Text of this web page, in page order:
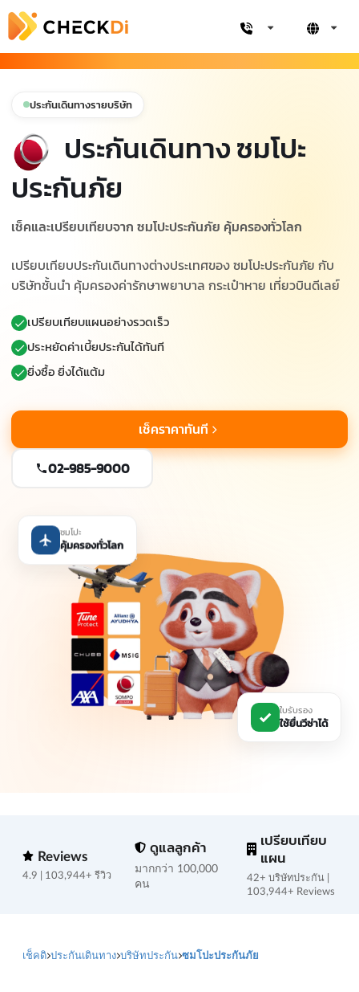
ประกันเดินทางรายบริษัท
ประกันเดินทาง ซมโปะ
ประกันภัย
เช็คและเปรียบเทียบจาก ซมโปะประกันภัย คุ้มครองทั่วโลก
เปรียบเทียบประกันเดินทางต่างประเทศของ ซมโปะประกันภัย กับ
บริษัทชั้นนำ คุ้มครองค่ารักษาพยาบาล กระเป๋าหาย เที่ยวบินดีเลย์
เปรียบเทียบแผนอย่างรวดเร็ว
ประหยัดค่าเบี้ยประกันได้ทันที
ยิ่งซื้อ ยิ่งได้แต้ม
เช็คราคาทันที
02-985-9000
ซมโปะ
คุ้มครองทั่วโลก
ใบรับรอง
ใช้ยื่นวีซ่าได้
Reviews
4.9 | 103,944+ รีวิว
ดูแลลูกค้า
มากกว่า 100,000
คน
เปรียบเทียบ
แผน
42+ บริษัทประกัน |
103,944+ Reviews
เช็คดิ ประกันเดินทาง บริษัทประกัน ซมโปะประกันภัย